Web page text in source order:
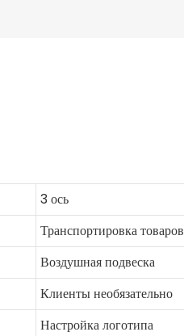
3 ось
Транспортировка товаров
Воздушная подвеска
Клиенты необязательно
Настройка логотипа